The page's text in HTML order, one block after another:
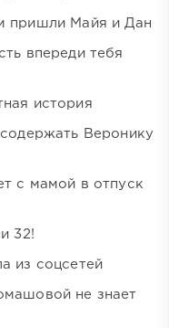
пришли Майя и Дан
впереди тебя
история
Веронику
с мамой в отпуск
32!
из соцсетей
не знает